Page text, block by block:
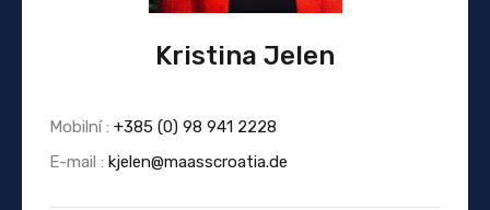
Kristina Jelen
Mobilní : +385 (0) 98 941 2228
E-mail : kjelen@maasscroatia.de